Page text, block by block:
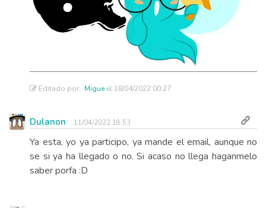
Editado por: Migueel 18/04/2022 00:27
Dulanon 11/04/2022 18:53
Ya esta, yo ya participo, ya mande el email, aunque no
se si ya ha llegado o no. Si acaso no llega haganmelo
saber porfa :D